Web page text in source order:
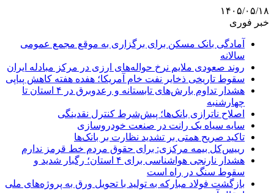
۱۴۰۵/۰۵/۱۸
خبر فوری
آمادگی بانک مسکن برای برگزاری به موقع مجمع عمومی
سالانه
روند صعودی ملایم نرخ حواله‌های ارزی در مرکز مبادله ایران
سقوط تاریخی ذخایر نفت خام آمریکا؛ هفده هفته کاهش پیاپی
هشدار تداوم بارش‌های تابستانه و رعدوبرق در ۴ استان تا
چهارشنبه
اصلاح ناترازی بانک‌ها؛ پیش‌شرط کنترل نقدینگی
سایه سیاه یک رانت در صنعت خودروسازی
تاکید صریح همتی بر تشدید نظارت بر بانک‌ها
رییس‌کل بیمه مرکزی: برای حقوق مردم خط قرمز ندارم
هشدار نارنجی هواشناسی برای ۴ استان؛ رگبار شدید و
سقوط سنگ در راه است
بازگشت فولاد مبارکه به تولید با تحویل ورق به پروژه‌های ملی